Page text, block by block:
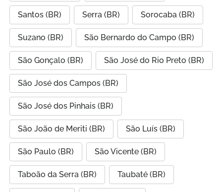
Santos (BR) Serra (BR) Sorocaba (BR)
Suzano (BR) São Bernardo do Campo (BR)
São Gonçalo (BR) São José do Rio Preto (BR)
São José dos Campos (BR)
São José dos Pinhais (BR)
São João de Meriti (BR) São Luís (BR)
São Paulo (BR) São Vicente (BR)
Taboão da Serra (BR) Taubaté (BR)